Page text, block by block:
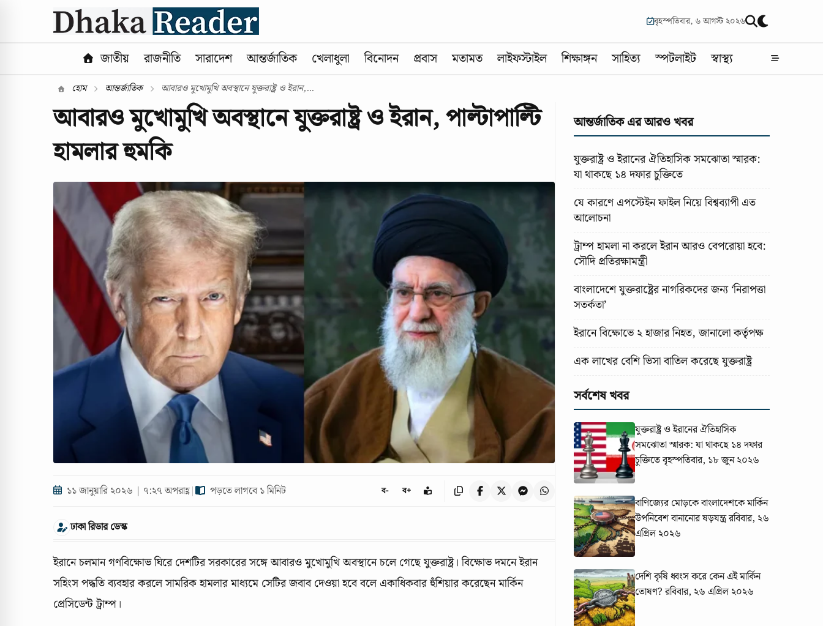
বৃহস্পতিবার, ৬ আগস্ট ২০২৬
জাতীয় রাজনীতি সারাদেশ আন্তর্জাতিক খেলাধুলা বিনোদন প্রবাস মতামত লাইফস্টাইল শিক্ষাঙ্গন সাহিত্য স্পটলাইট স্বাস্থ্য
হোম আন্তর্জাতিক আবারও মুখোমুখি অবস্থানে যুক্তরাষ্ট্র ও ইরান,...
আবারও মুখোমুখি অবস্থানে যুক্তরাষ্ট্র ও ইরান, পাল্টাপাল্টি
হামলার হুমকি
১১ জানুয়ারি ২০২৬ | ৭:২৭ অপরাহ্ণ| পড়তে লাগবে ১ মিনিট ব- ব+
ঢাকা রিডার ডেস্ক
ইরানে চলমান গণবিক্ষোভ ঘিরে দেশটির সরকারের সঙ্গে আবারও মুখোমুখি অবস্থানে চলে গেছে যুক্তরাষ্ট্র। বিক্ষোভ দমনে ইরান
সহিংস পদ্ধতি ব্যবহার করলে সামরিক হামলার মাধ্যমে সেটির জবাব দেওয়া হবে বলে একাধিকবার হুঁশিয়ার করেছেন মার্কিন
প্রেসিডেন্ট ট্রাম্প।
আন্তর্জাতিক এর আরও খবর
যুক্তরাষ্ট্র ও ইরানের ঐতিহাসিক সমঝোতা স্মারক:
যা থাকছে ১৪ দফার চুক্তিতে
যে কারণে এপস্টেইন ফাইল নিয়ে বিশ্বব্যাপী এত
আলোচনা
ট্রাম্প হামলা না করলে ইরান আরও বেপরোয়া হবে:
সৌদি প্রতিরক্ষামন্ত্রী
বাংলাদেশে যুক্তরাষ্ট্রের নাগরিকদের জন্য ‘নিরাপত্তা
সতর্কতা’
ইরানে বিক্ষোভে ২ হাজার নিহত, জানালো কর্তৃপক্ষ
এক লাখের বেশি ভিসা বাতিল করেছে যুক্তরাষ্ট্র
সর্বশেষ খবর
যুক্তরাষ্ট্র ও ইরানের ঐতিহাসিক
সমঝোতা স্মারক: যা থাকছে ১৪ দফার
চুক্তিতেবৃহস্পতিবার, ১৮ জুন ২০২৬
বাণিজ্যের মোড়কে বাংলাদেশকে মার্কিন
উপনিবেশ বানানোর ষড়যন্ত্ররবিবার, ২৬
এপ্রিল ২০২৬
দেশি কৃষি ধ্বংস করে কেন এই মার্কিন
তোষণ? রবিবার, ২৬ এপ্রিল ২০২৬